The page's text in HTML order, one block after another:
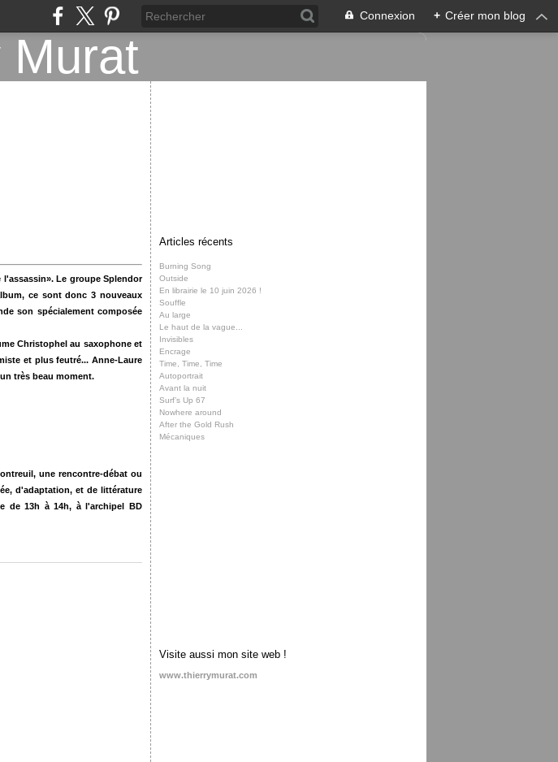
Connexion + Créer mon blog
l'assassin».Le groupe Splendor
ce sont donc3 nouveaux
son spécialement composée
Christophel au saxophone et
et plus feutré... Anne-Laure
très beau moment.
, une rencontre-débat ou
d'adaptation, et de littérature
de 13h à 14h, à l'archipel BD
Articles récents
Burning Song
Outside
En librairie le 10 juin 2026 !
Souffle
Au large
Le haut de la vague...
Invisibles
Encrage
Time, Time, Time
Autoportrait
Avant la nuit
Surf’s Up 67
Nowhere around
After the Gold Rush
Mécaniques
Visite aussi mon site web !
www.thierrymurat.com